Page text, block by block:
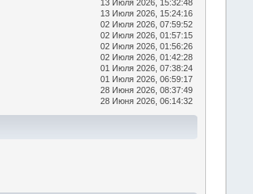
13 Июля 2026, 15:32:48
13 Июля 2026, 15:24:16
02 Июля 2026, 07:59:52
02 Июля 2026, 01:57:15
02 Июля 2026, 01:56:26
02 Июля 2026, 01:42:28
01 Июля 2026, 07:38:24
01 Июля 2026, 06:59:17
28 Июня 2026, 08:37:49
28 Июня 2026, 06:14:32